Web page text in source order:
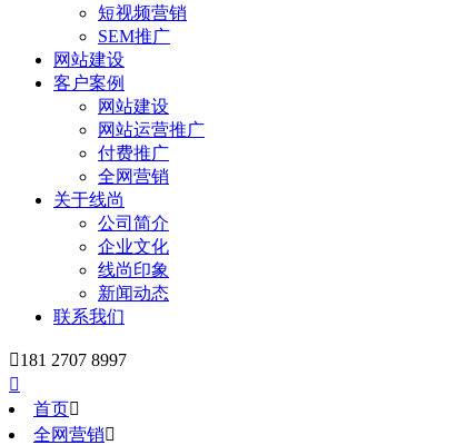
短视频营销
SEM推广
网站建设
客户案例
网站建设
网站运营推广
付费推广
全网营销
关于线尚
公司简介
企业文化
线尚印象
新闻动态
联系我们
181 2707 8997

首页
全网营销